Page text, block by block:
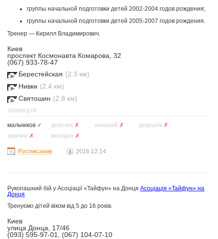
группы начальной подготовки детей 2002-2004 годов рождения;
группы начальной подготовки детей 2005-2007 годов рождения.
Тренер — Кирилл Владимирович.
Киев
проспект Космонавта Комарова, 32
(067) 933-78-47
Берестейская (2.3 км)
Нивки (2.4 км)
Святошин (2.8 км)
СЕКЦИЯ ДЛЯ
мальчиков ✓ девочек ✗ юношей ✗ девушек ✗
мужчин ✗ женщин ✗
Расписание 2016.12.14
Рукопашний бій у Асоціації «Тайфун» на Донця Асоціація «Тайфун» на
Донця
Тренуємо дітей віком від 5 до 16 років.
Киев
улица Донца, 17/46
(093) 595-97-01, (067) 104-07-10